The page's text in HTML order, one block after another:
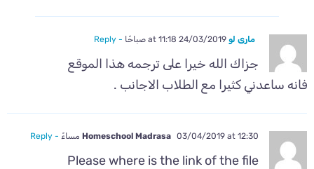
ماري لو24/03/2019 at 11:18 صباحًا - Reply
جزاك الله خيرا على ترجمه هذا الموقع
فانه ساعدني كثيرا مع الطلاب الاجانب .
Homeschool Madrasa 03/04/2019 at 12:30 مساءً - Reply
Please where is the link of the file